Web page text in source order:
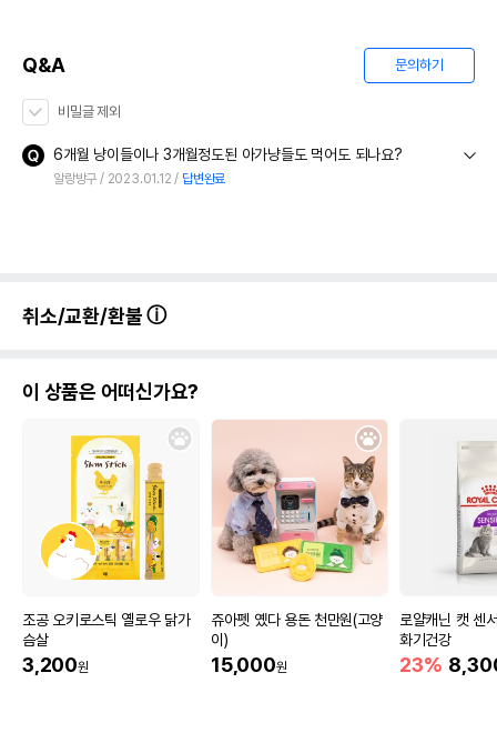
Q&A 문의하기
비밀글 제외
6개월 냥이들이나 3개월정도된 아가냥들도 먹어도 되나요?
알랑방구 2023.01.12 답변완료
취소/교환/환불
이 상품은 어떠신가요?
조공 오키로스틱 옐로우 닭가
슴살
3,200원
쥬아펫 옜다 용돈 천만원(고양
이)
15,000원
로얄캐닌 캣 센
화기건강
23%